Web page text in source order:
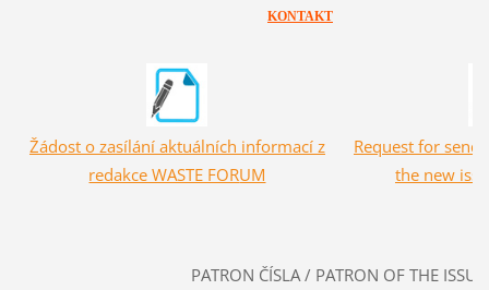
KONTAKT
Žádost o zasílání aktuálních informací z
redakce WASTE FORUM
Request for
the new
PATRON ČÍSLA / PATRON OF THE ISSUE: